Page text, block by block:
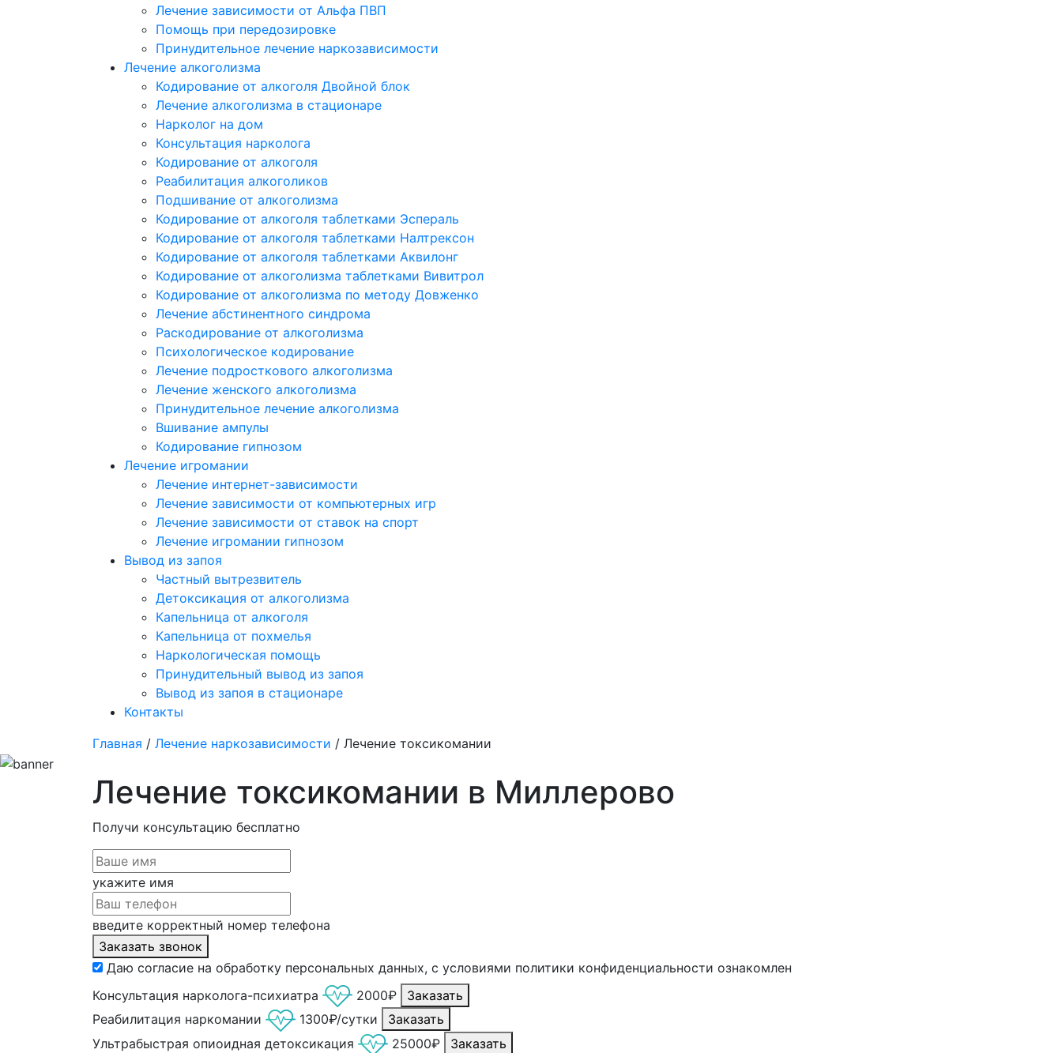
Лечение зависимости от Альфа ПВП
Помощь при передозировке
Принудительное лечение наркозависимости
Лечение алкоголизма
Кодирование от алкоголя Двойной блок
Лечение алкоголизма в стационаре
Нарколог на дом
Консультация нарколога
Кодирование от алкоголя
Реабилитация алкоголиков
Подшивание от алкоголизма
Кодирование от алкоголя таблетками Эспераль
Кодирование от алкоголя таблетками Налтрексон
Кодирование от алкоголя таблетками Аквилонг
Кодирование от алкоголизма таблетками Вивитрол
Кодирование от алкоголизма по методу Довженко
Лечение абстинентного синдрома
Раскодирование от алкоголизма
Психологическое кодирование
Лечение подросткового алкоголизма
Лечение женского алкоголизма
Принудительное лечение алкоголизма
Вшивание ампулы
Кодирование гипнозом
Лечение игромании
Лечение интернет-зависимости
Лечение зависимости от компьютерных игр
Лечение зависимости от ставок на спорт
Лечение игромании гипнозом
Вывод из запоя
Частный вытрезвитель
Детоксикация от алкоголизма
Капельница от алкоголя
Капельница от похмелья
Наркологическая помощь
Принудительный вывод из запоя
Вывод из запоя в стационаре
Контакты
Главная / Лечение наркозависимости / Лечение токсикомании
Лечение токсикомании в Миллерово
Получи консультацию бесплатно
укажите имя
введите корректный номер телефона
Заказать звонок
Даю согласие на обработку персональных данных, с условиями политики конфиденциальности ознакомлен
Консультация нарколога-психиатра
2000₽
Заказать
Реабилитация наркомании
1300₽/сутки
Заказать
Ультрабыстрая опиоидная детоксикация
25000₽
Заказать